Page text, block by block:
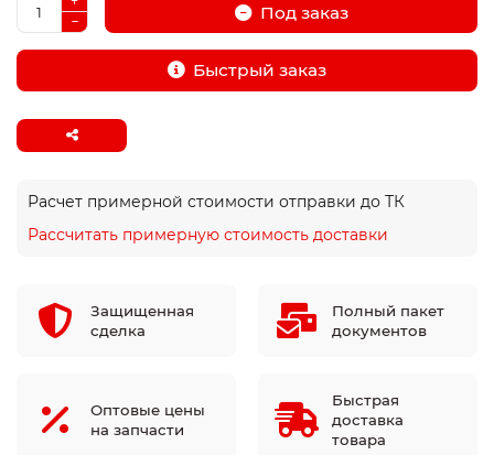
Под заказ
Быстрый заказ
Расчет примерной стоимости отправки до ТК
Рассчитать примерную стоимость доставки
Защищенная
сделка
Полный пакет
документов
Оптовые цены
на запчасти
Быстрая
доставка
товара